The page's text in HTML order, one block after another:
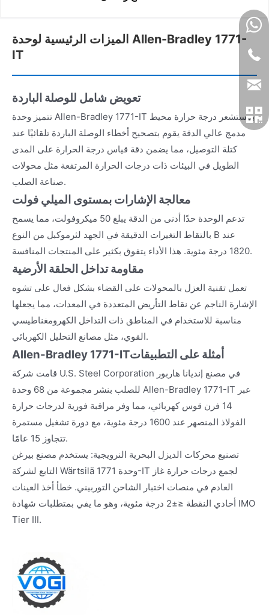
الميزات الرئيسية لوحدة Allen-Bradley 1771-
IT
تعويض شامل للوصلة الباردة
تتميز وحدة Allen-Bradley 1771-IT بمستشعر درجة حرارة محيط
مدمج عالي الدقة يقوم بتصحيح أخطاء الوصلة الباردة تلقائيًا عند
كتلة التوصيل، مما يضمن دقة قياس درجة الحرارة على المدى
الطويل في البيئات ذات درجات الحرارة المرتفعة مثل محولات
صناعة الصلب.
معالجة الإشارات بمستوى الميلي فولت
تدعم الوحدة حدًا أدنى من الدقة يبلغ 50 ميكروفولت، مما يسمح
بالتقاط التغيرات الدقيقة في الجهد لثرموكبل من النوع B عند
1820 درجة مئوية. هذا الأداء يتفوق بكثير على المنتجات المنافسة.
مقاومة تداخل الحلقة الأرضية
تعمل تقنية العزل بالمحولات على القضاء بشكل فعال على تشوه
الإشارة الناجم عن نقاط التأريض المتعددة في المعدات، مما يجعلها
مناسبة للاستخدام في المناطق ذات التداخل الكهرومغناطيسي
القوي، مثل مصانع التحليل الكهربائي.
Allen-Bradley 1771-ITأمثلة على التطبيقات
قامت شركة U.S. Steel Corporation في مصنع إنديانا هاربور
للصلب بنشر مجموعة من 68 وحدة Allen-Bradley 1771-IT عبر
14 فرن قوس كهربائي، مما وفر مراقبة فورية لدرجات حرارة
الفولاذ المنصهر عند 1600 درجة مئوية، مع دورة تشغيل مستمرة
تتجاوز 15 عامًا.
تصنيع محركات الديزل البحرية النرويجية: يستخدم مصنع بيرغن
التابع لشركة Wärtsilä وحدة 1771-IT لجمع درجات حرارة غاز
العادم في منصات اختبار الشاحن التوربيني. خطأ أخذ العينات
أحادي النقطة ≤±2 درجة مئوية، وهو ما يفي بمتطلبات شهادة IMO
Tier III.